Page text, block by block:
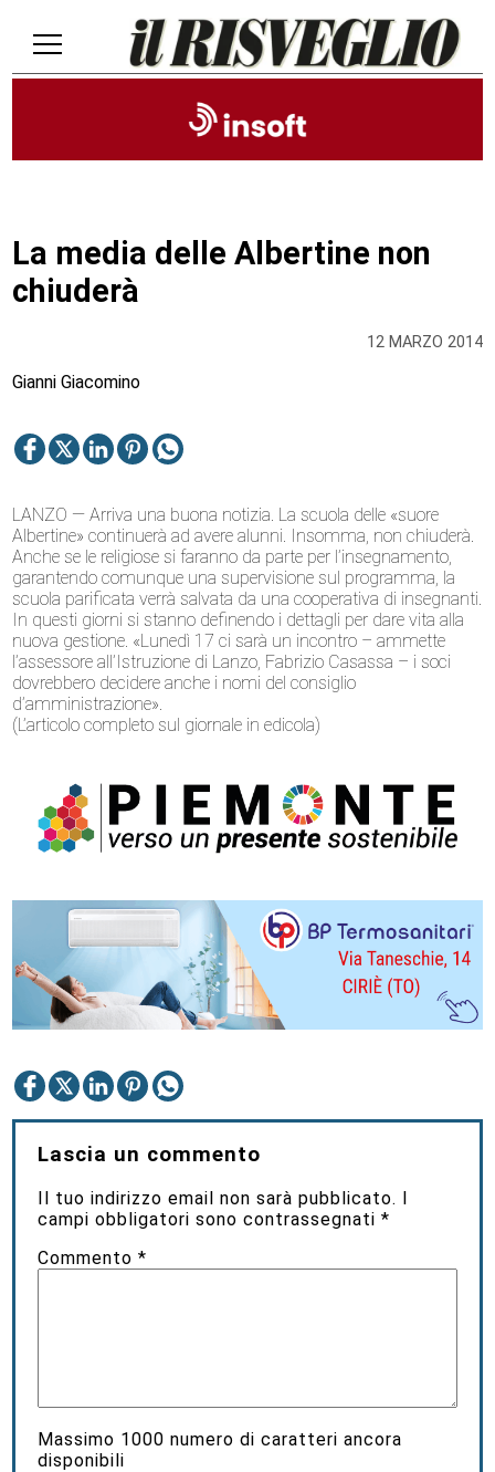
12 MARZO 2014
La media delle Albertine non
chiuderà
Gianni Giacomino
LANZO — Arriva una buona notizia. La scuola delle «suore
Albertine» continuerà ad avere alunni. Insomma, non chiuderà.
Anche se le religiose si faranno da parte per l’insegnamento,
garantendo comunque una supervisione sul programma, la
scuola parificata verrà salvata da una cooperativa di insegnanti.
In questi giorni si stanno definendo i dettagli per dare vita alla
nuova gestione. «Lunedì 17 ci sarà un incontro – ammette
l’assessore all’Istruzione di Lanzo, Fabrizio Casassa – i soci
dovrebbero decidere anche i nomi del consiglio
d’amministrazione».
(L’articolo completo sul giornale in edicola)
Lascia un commento
Il tuo indirizzo email non sarà pubblicato. I
campi obbligatori sono contrassegnati*
Commento*
Massimo 1000 numero di caratteri ancora
disponibili